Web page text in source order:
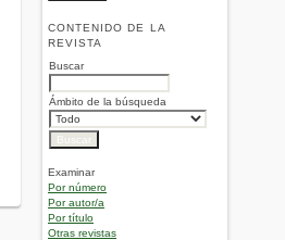
CONTENIDO DE LA
REVISTA
Buscar
Ámbito de la búsqueda
Examinar
Por número
Por autor/a
Por título
Otras revistas